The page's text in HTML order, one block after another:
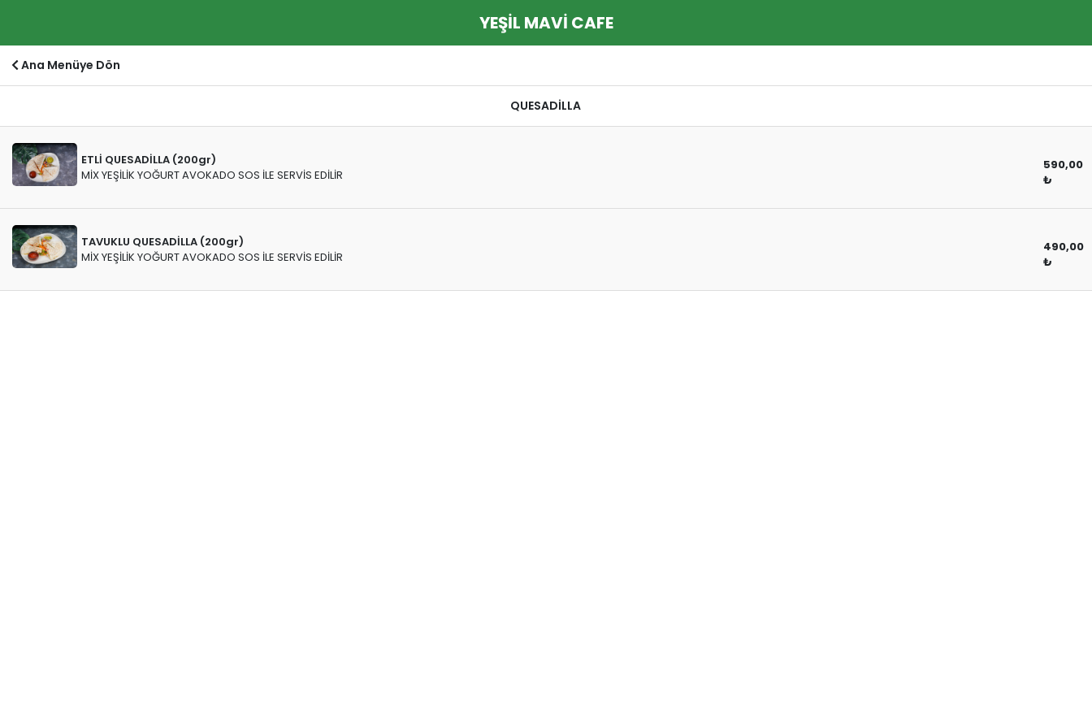
YEŞİL MAVİ CAFE
Ana Menüye Dön
QUESADİLLA
ETLİ QUESADİLLA (200gr)
MİX YEŞİLİK YOĞURT AVOKADO SOS İLE SERVİS EDİLİR
590,00
₺
TAVUKLU QUESADİLLA (200gr)
MİX YEŞİLİK YOĞURT AVOKADO SOS İLE SERVİS EDİLİR
490,00
₺